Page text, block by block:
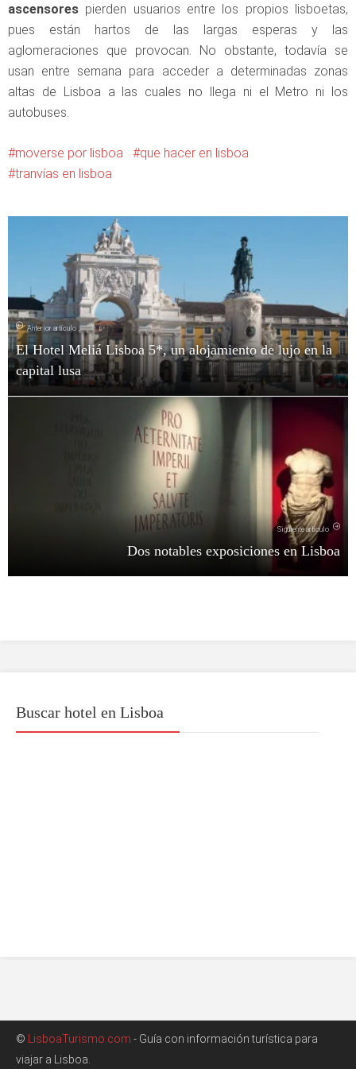
ascensores pierden usuarios entre los propios lisboetas,
pues están hartos de las largas esperas y las
aglomeraciones que provocan. No obstante, todavía se
usan entre semana para acceder a determinadas zonas
altas de Lisboa a las cuales no llega ni el Metro ni los
autobuses.
moverse por lisboa
que hacer en lisboa
tranvías en lisboa
Anterior artículo
El Hotel Meliá Lisboa 5*, un alojamiento de lujo en la
capital lusa
Siguiente artículo
Dos notables exposiciones en Lisboa
Buscar hotel en Lisboa
© LisboaTurismo.com - Guía con información turística para
viajar a Lisboa.